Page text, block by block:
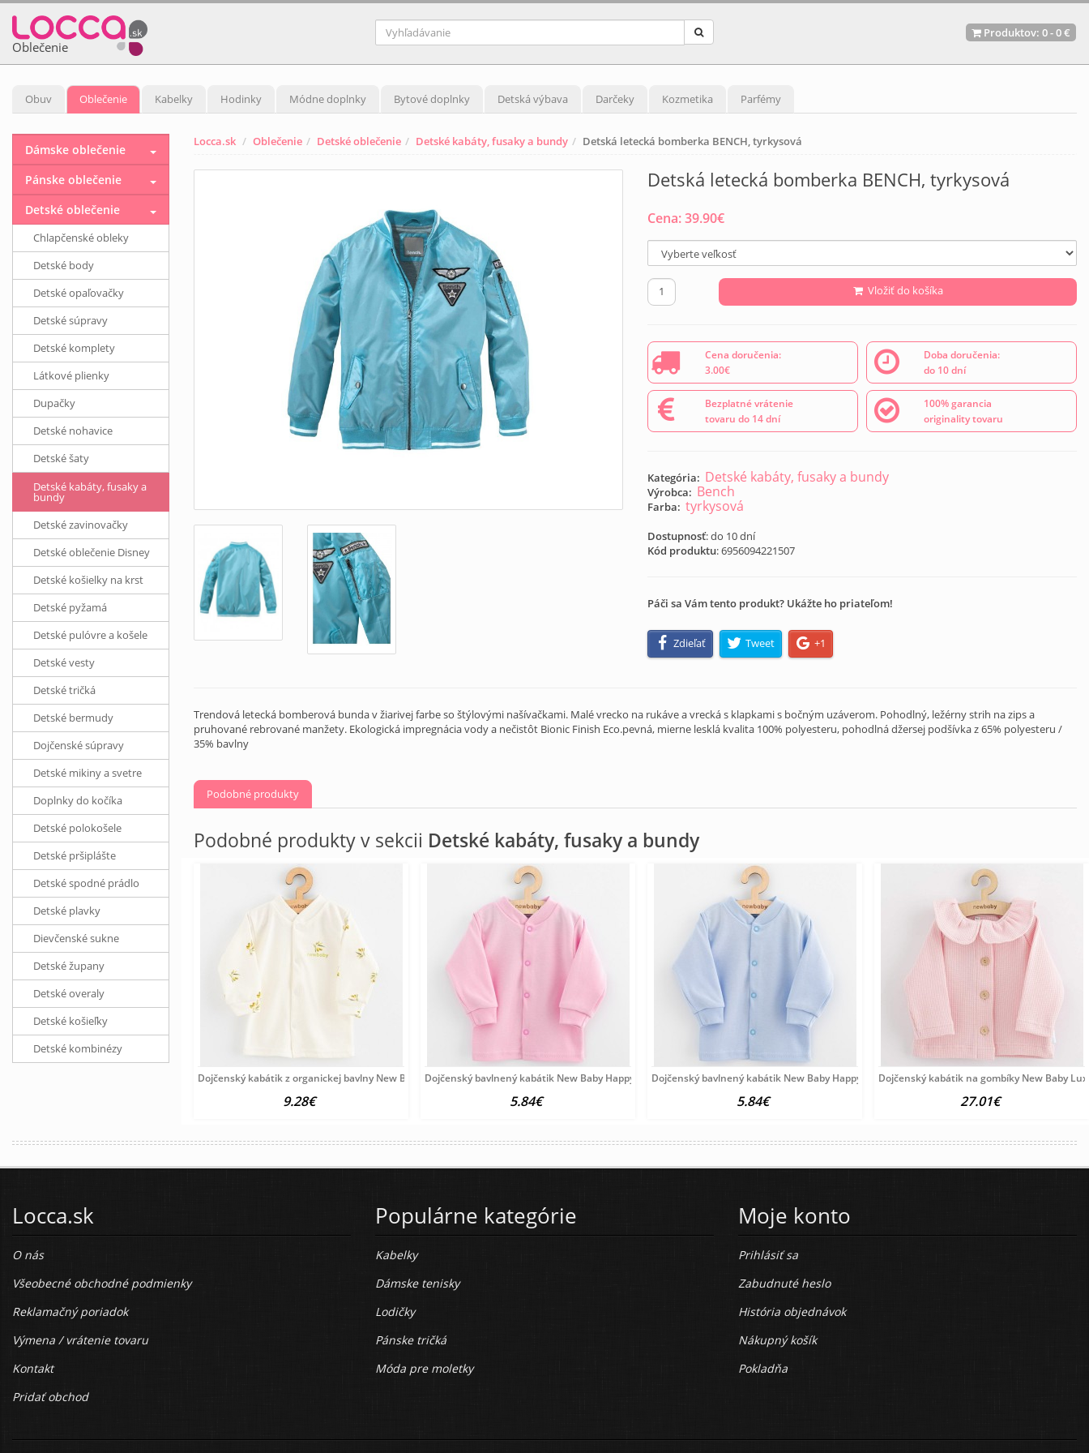
Oblečenie
Produktov: 0-0 €
Obuv Oblečenie Kabelky Hodinky Módne doplnky Bytové doplnky Detská výbava Darčeky Kozmetika Parfémy
Locca.sk Oblečenie Detské oblečenie Detské kabáty, fusaky a bundy Detská letecká bomberka BENCH, tyrkysová
Detská letecká bomberka BENCH, tyrkysová
Cena:39.90€
Vložiť do košíka
Cena doručenia:
3.00€
Doba doručenia:
do 10 dní
Bezplatné vrátenie
tovaru do 14 dní
100% garancia
originality tovaru
Kategória: Detské kabáty, fusaky a bundy
Výrobca: Bench
Farba: tyrkysová
Dostupnosť: do 10 dní
Kód produktu:6956094221507
Páči sa Vám tento produkt? Ukážte ho priateľom!
Zdieľať Tweet +1
Trendová letecká bomberová bunda v žiarivej farbe so štýlovými našívačkami. Malé vrecko na rukáve a vrecká s klapkami s bočným uzáverom. Pohodlný, ležérny strih na zips a
pruhované rebrované manžety. Ekologická impregnácia vody a nečistôt Bionic Finish Eco.pevná, mierne lesklá kvalita 100% polyesteru, pohodlná džersej podšívka z 65% polyesteru /
35% bavlny
Podobné produkty
Podobné produkty v sekcii Detské kabáty, fusaky a bundy
Dojčenský kabátik z organickej bavlny New Baby Olivy béžová
9.28€
Dojčenský bavlnený kabátik New Baby Happy Elephante pink
5.84€
Dojčenský bavlnený kabátik New Baby Happy Elephante blue
5.84€
Dojčenský kabátik na gombíky New Baby
27.01€
Dámske oblečenie
Pánske oblečenie
Detské oblečenie
Chlapčenské obleky
Detské body
Detské opaľovačky
Detské súpravy
Detské komplety
Látkové plienky
Dupačky
Detské nohavice
Detské šaty
Detské kabáty, fusaky a
bundy
Detské zavinovačky
Detské oblečenie Disney
Detské košielky na krst
Detské pyžamá
Detské pulóvre a košele
Detské vesty
Detské tričká
Detské bermudy
Dojčenské súpravy
Detské mikiny a svetre
Doplnky do kočíka
Detské polokošele
Detské pršiplášte
Detské spodné prádlo
Detské plavky
Dievčenské sukne
Detské župany
Detské overaly
Detské košieľky
Detské kombinézy
Locca.sk
O nás
Všeobecné obchodné podmienky
Reklamačný poriadok
Výmena / vrátenie tovaru
Kontakt
Pridať obchod
Populárne kategórie
Kabelky
Dámske tenisky
Lodičky
Pánske tričká
Móda pre moletky
Moje konto
Prihlásiť sa
Zabudnuté heslo
História objednávok
Nákupný košík
Pokladňa